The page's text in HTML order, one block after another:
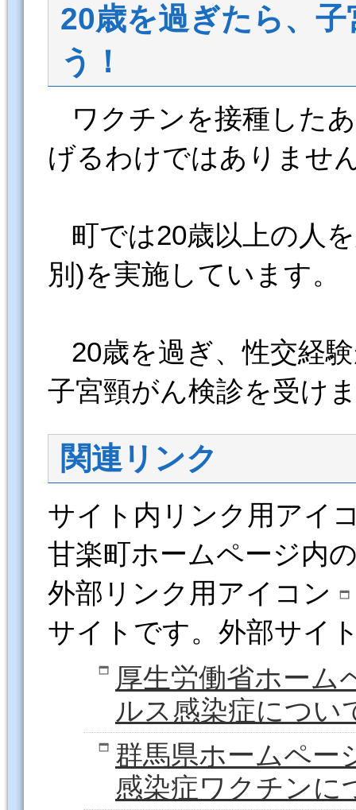
20歳を過ぎたら、
う！
ワクチンを接種した
げるわけではありませ
町では20歳以上の人
別)を実施しています。
20歳を過ぎ、性交経
子宮頸がん検診を受け
関連リンク
サイト内リンク用アイ
甘楽町ホームページ内
外部リンク用アイコン
サイトです。外部サイ
厚生労働省ホーム
ルス感染症につい
群馬県ホームペー
感染症ワクチンに